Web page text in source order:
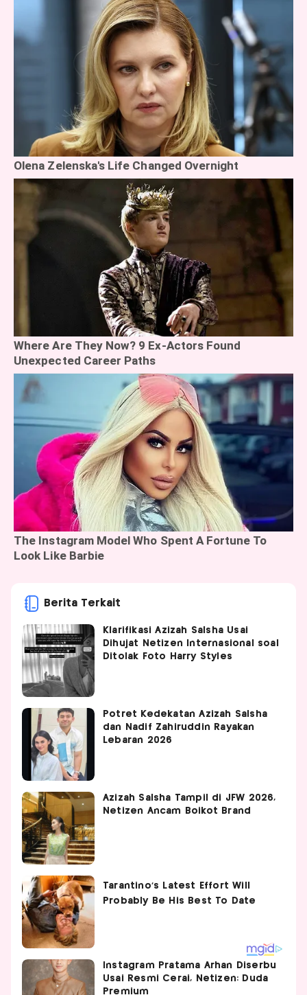
Berita Terkait
Klarifikasi Azizah Salsha Usai
Dihujat Netizen Internasional soal
Ditolak Foto Harry Styles
Potret Kedekatan Azizah Salsha
dan Nadif Zahiruddin Rayakan
Lebaran 2026
Azizah Salsha Tampil di JFW 2026,
Netizen Ancam Boikot Brand
Instagram Pratama Arhan Diserbu
Usai Resmi Cerai, Netizen: Duda
Premium